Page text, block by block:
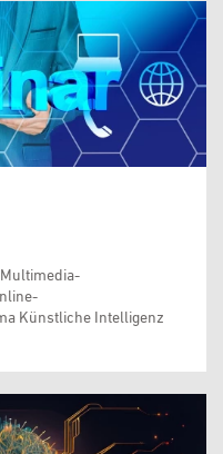
Künstliche Intelligenz